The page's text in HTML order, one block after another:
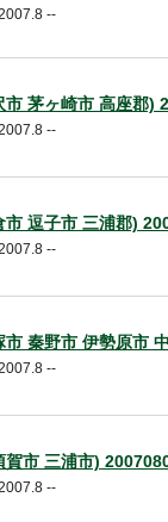
--
茅ヶ崎市 高座郡)
--
逗子市 三浦郡)
--
秦野市 伊勢原市
--
賀市 三浦市)
--